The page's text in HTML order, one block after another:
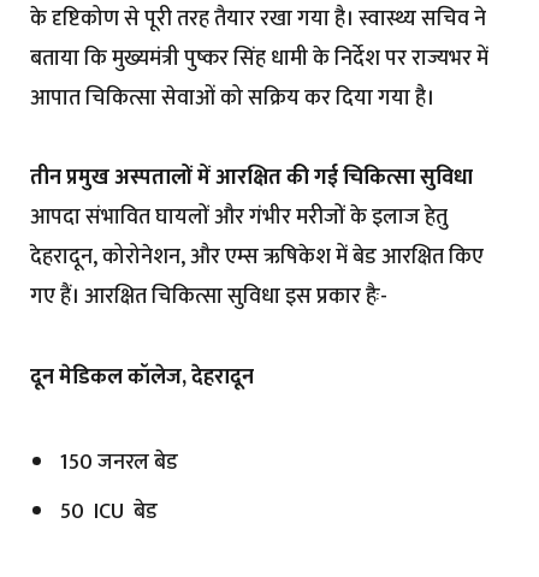
के दृष्टिकोण से पूरी तरह तैयार रखा गया है। स्वास्थ्य सचिव ने
बताया कि मुख्यमंत्री पुष्कर सिंह धामी के निर्देश पर राज्यभर में
आपात चिकित्सा सेवाओं को सक्रिय कर दिया गया है।
तीन प्रमुख अस्पतालों में आरक्षित की गई चिकित्सा सुविधा
आपदा संभावित घायलों और गंभीर मरीजों के इलाज हेतु
देहरादून, कोरोनेशन, और एम्स ऋषिकेश में बेड आरक्षित किए
गए हैं। आरक्षित चिकित्सा सुविधा इस प्रकार हैः-
दून मेडिकल कॉलेज, देहरादून
150 जनरल बेड
50 ICU बेड